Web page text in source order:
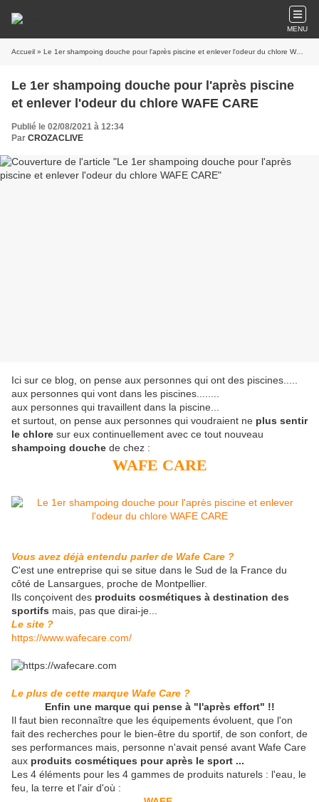
MENU
Accueil » Le 1er shampoing douche pour l'après piscine et enlever l'odeur du chlore WAFE CARE
Le 1er shampoing douche pour l'après piscine
et enlever l'odeur du chlore WAFE CARE
Publié le 02/08/2021 à 12:34
Par CROZACLIVE
Ici sur ce blog, on pense aux personnes qui ont des piscines.....
aux personnes qui vont dans les piscines........
aux personnes qui travaillent dans la piscine...
et surtout, on pense aux personnes qui voudraient ne plus sentir
le chlore sur eux continuellement avec ce tout nouveau
shampoing douche de chez :
WAFE CARE
Vous avez déjà entendu parler de Wafe Care ?
C'est une entreprise qui se situe dans le Sud de la France du
côté de Lansargues, proche de Montpellier.
Ils conçoivent des produits cosmétiques à destination des
sportifs mais, pas que dirai-je...
Le site ?
https://www.wafecare.com/
Le plus de cette marque Wafe Care ?
Enfin une marque qui pense à "l'après effort" !!
Il faut bien reconnaître que les équipements évoluent, que l'on
fait des recherches pour le bien-être du sportif, de son confort, de
ses performances mais, personne n'avait pensé avant Wafe Care
aux produits cosmétiques pour après le sport ...
Les 4 éléments pour les 4 gammes de produits naturels : l'eau, le
feu, la terre et l'air d'où :